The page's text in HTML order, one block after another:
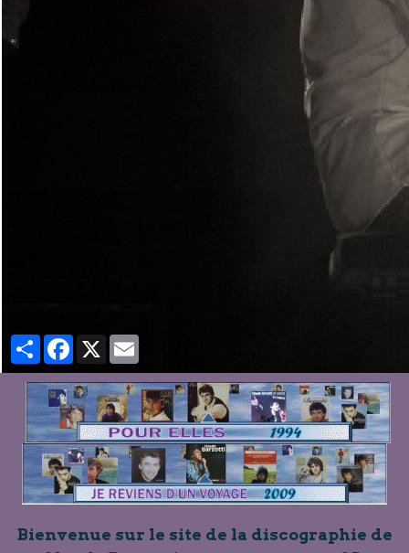
PartagerFacebook
X
Bienvenue sur le site de la discographie de